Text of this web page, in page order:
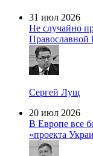
31 июл 2026
Не случайно
Православной
Сергей Лущ
20 июл 2026
В Европе все
«проекта